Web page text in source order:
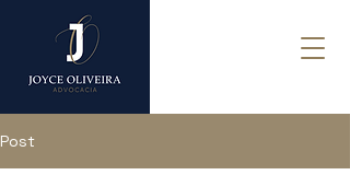
Post